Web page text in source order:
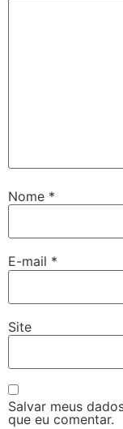
Nome *
E-mail *
Site
Salvar meus
que eu comentar.